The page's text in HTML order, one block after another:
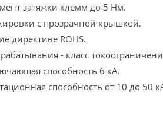
затяжки клемм до 5 Нм.
с прозрачной крышкой.
директиве ROHS.
- класс
способность 6 кА.
способность от 10 до 50